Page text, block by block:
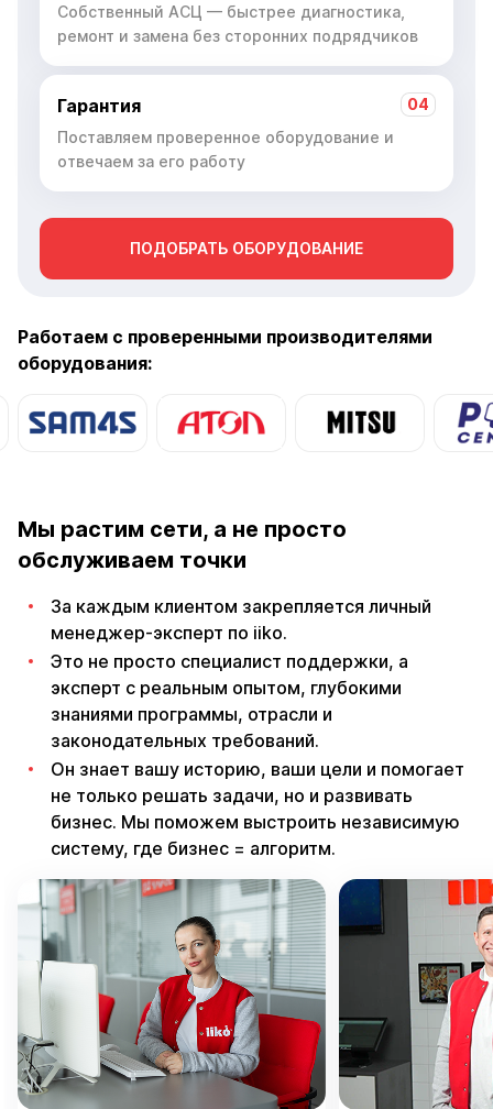
Собственный АСЦ — быстрее диагностика,
ремонт и замена без сторонних подрядчиков
04
Гарантия
Поставляем проверенное оборудование и
отвечаем за его работу
ПОДОБРАТЬ ОБОРУДОВАНИЕ
Работаем с проверенными производителями
оборудования:
Мы растим сети, а не просто
обслуживаем точки
За каждым клиентом закрепляется личный
менеджер-эксперт по iiko.
Это не просто специалист поддержки, а
эксперт с реальным опытом, глубокими
знаниями программы, отрасли и
законодательных требований.
Он знает вашу историю, ваши цели и помогает
не только решать задачи, но и развивать
бизнес. Мы поможем выстроить независимую
систему, где бизнес = алгоритм.